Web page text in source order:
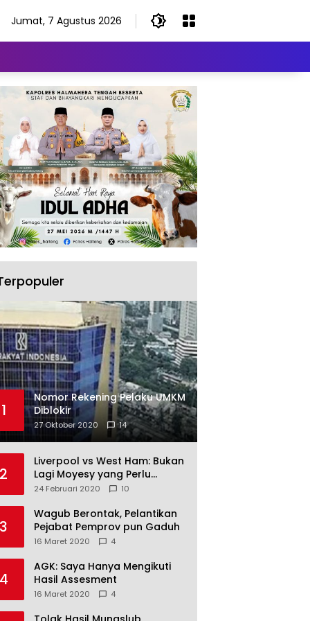
Jumat, 7 Agustus 2026
1
Nomor Rekening Pelaku UMKM
Diblokir
27 Oktober 2020 14
2
Liverpool vs West Ham: Bukan
Lagi Moyesy yang Perlu
Ditakuti
24 Februari 2020 10
3
Wagub Berontak, Pelantikan
Pejabat Pemprov pun Gaduh
16 Maret 2020 4
4
AGK: Saya Hanya Mengikuti
Hasil Assesment
16 Maret 2020 4